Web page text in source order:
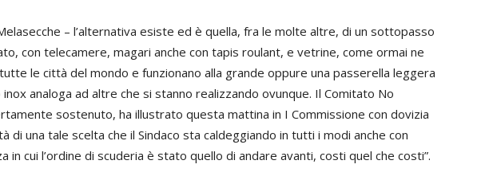
– l’alternativa esiste ed è quella, fra le molte altre, di un sottopasso
con telecamere, magari anche con tapis roulant, e vetrine, come ormai ne
le città del mondo e funzionano alla grande oppure una passerella leggera
analoga ad altre che si stanno realizzando ovunque. Il Comitato No
sostenuto, ha illustrato questa mattina in I Commissione con dovizia
di una tale scelta che il Sindaco sta caldeggiando in tutti i modi anche con
in cui l’ordine di scuderia è stato quello di andare avanti, costi quel che costi”.